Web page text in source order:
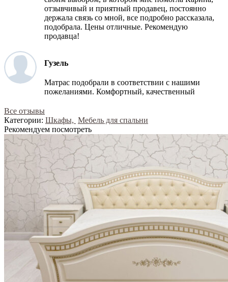
отзывчивый и приятный продавец, постоянно
держала связь со мной, все подробно рассказала,
подобрала. Цены отличные. Рекомендую
продавца!
Гузель
Матрас подобрали в соответствии с нашими
пожеланиями. Комфортный, качественный
Все отзывы
Категории: Шкафы, Мебель для спальни
Рекомендуем посмотреть